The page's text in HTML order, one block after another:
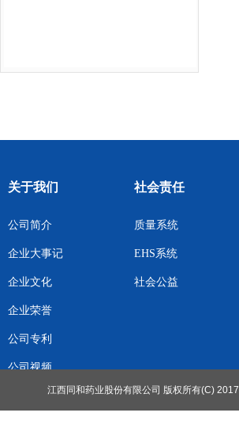
关于我们
公司简介
企业大事记
企业文化
企业荣誉
公司专利
公司视频
社会责任
质量系统
EHS系统
社会公益
江西同和药业股份有限公司 版权所有(C) 2017